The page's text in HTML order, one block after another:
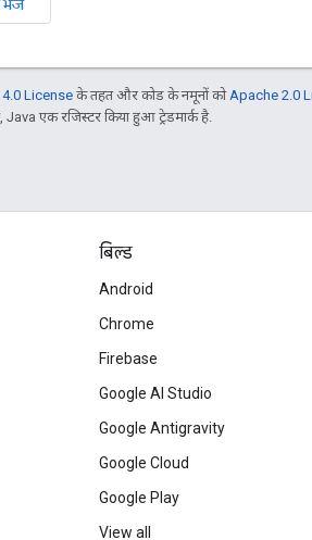
भेजें
License के तहत और कोड के नमूनों को Apache 2.0
एक रजिस्टर किया हुआ ट्रेडमार्क है.
बिल्ड
Android
Chrome
Firebase
Google AI Studio
Google Antigravity
Google Cloud
Google Play
View all